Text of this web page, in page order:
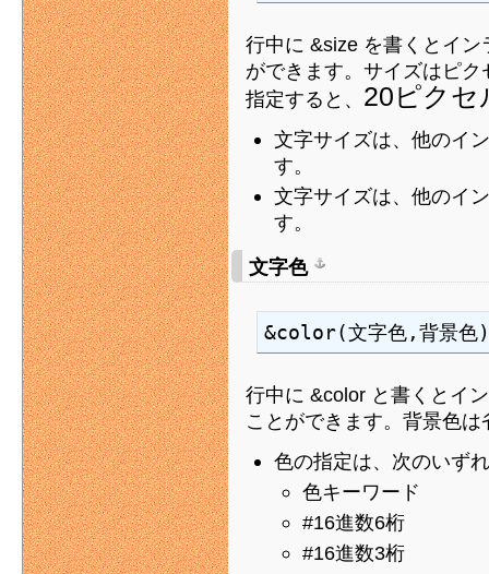
行中に &size を書くとイ
ができます。サイズはピ
指定すると、 20ピクセ
文字サイズは、他のイ
す。
文字サイズは、他のイ
す。
文字色
&color(文字色,背景色
行中に &color と書くとイ
ことができます。背景色は
色の指定は、次のいず
色キーワード
#16進数6桁
#16進数3桁